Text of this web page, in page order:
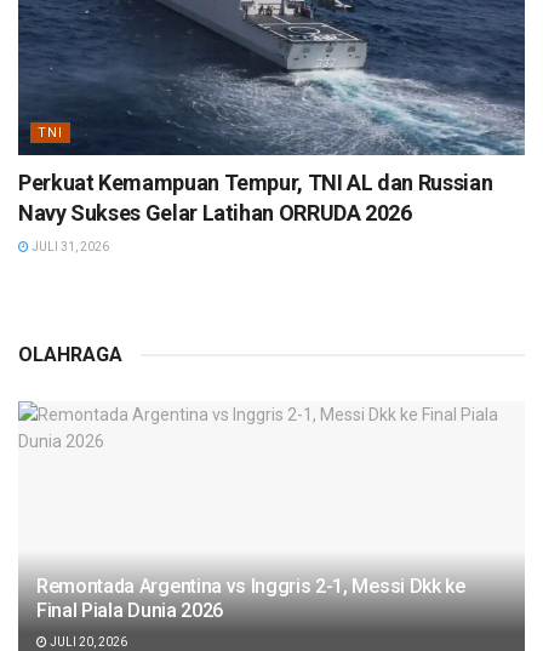
TNI
Perkuat Kemampuan Tempur, TNI AL dan Russian
Navy Sukses Gelar Latihan ORRUDA 2026
JULI 31, 2026
OLAHRAGA
Remontada Argentina vs Inggris 2-1, Messi Dkk ke
Final Piala Dunia 2026
JULI 20, 2026